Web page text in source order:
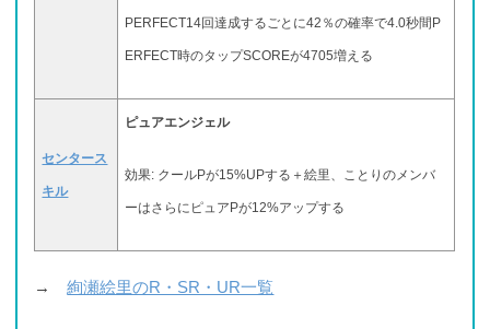
PERFECT14回達成するごとに42％の確率で4.0秒間P
ERFECT時のタップSCOREが4705増える
センタース
キル
ピュアエンジェル
効果: クールPが15%UPする＋絵里、ことりのメンバ
ーはさらにピュアPが12%アップする
→絢瀬絵里のR・SR・UR一覧